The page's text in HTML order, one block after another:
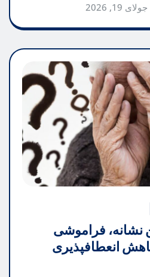
جولای 19, 2026
نشانه، فراموشی
انعطافپذیری